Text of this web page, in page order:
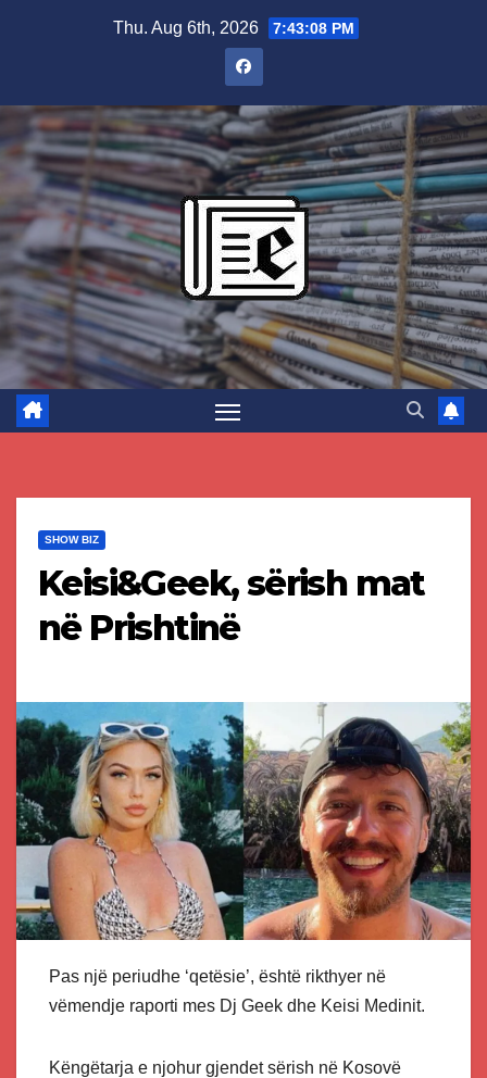
Thu. Aug 6th, 2026 7:43:09 PM
SHOW BIZ
Keisi&Geek, sërish mat
në Prishtinë
Pas një periudhe ‘qetësie’, është rikthyer në
vëmendje raporti mes Dj Geek dhe Keisi Medinit.
Këngëtarja e njohur gjendet sërish në Kosovë